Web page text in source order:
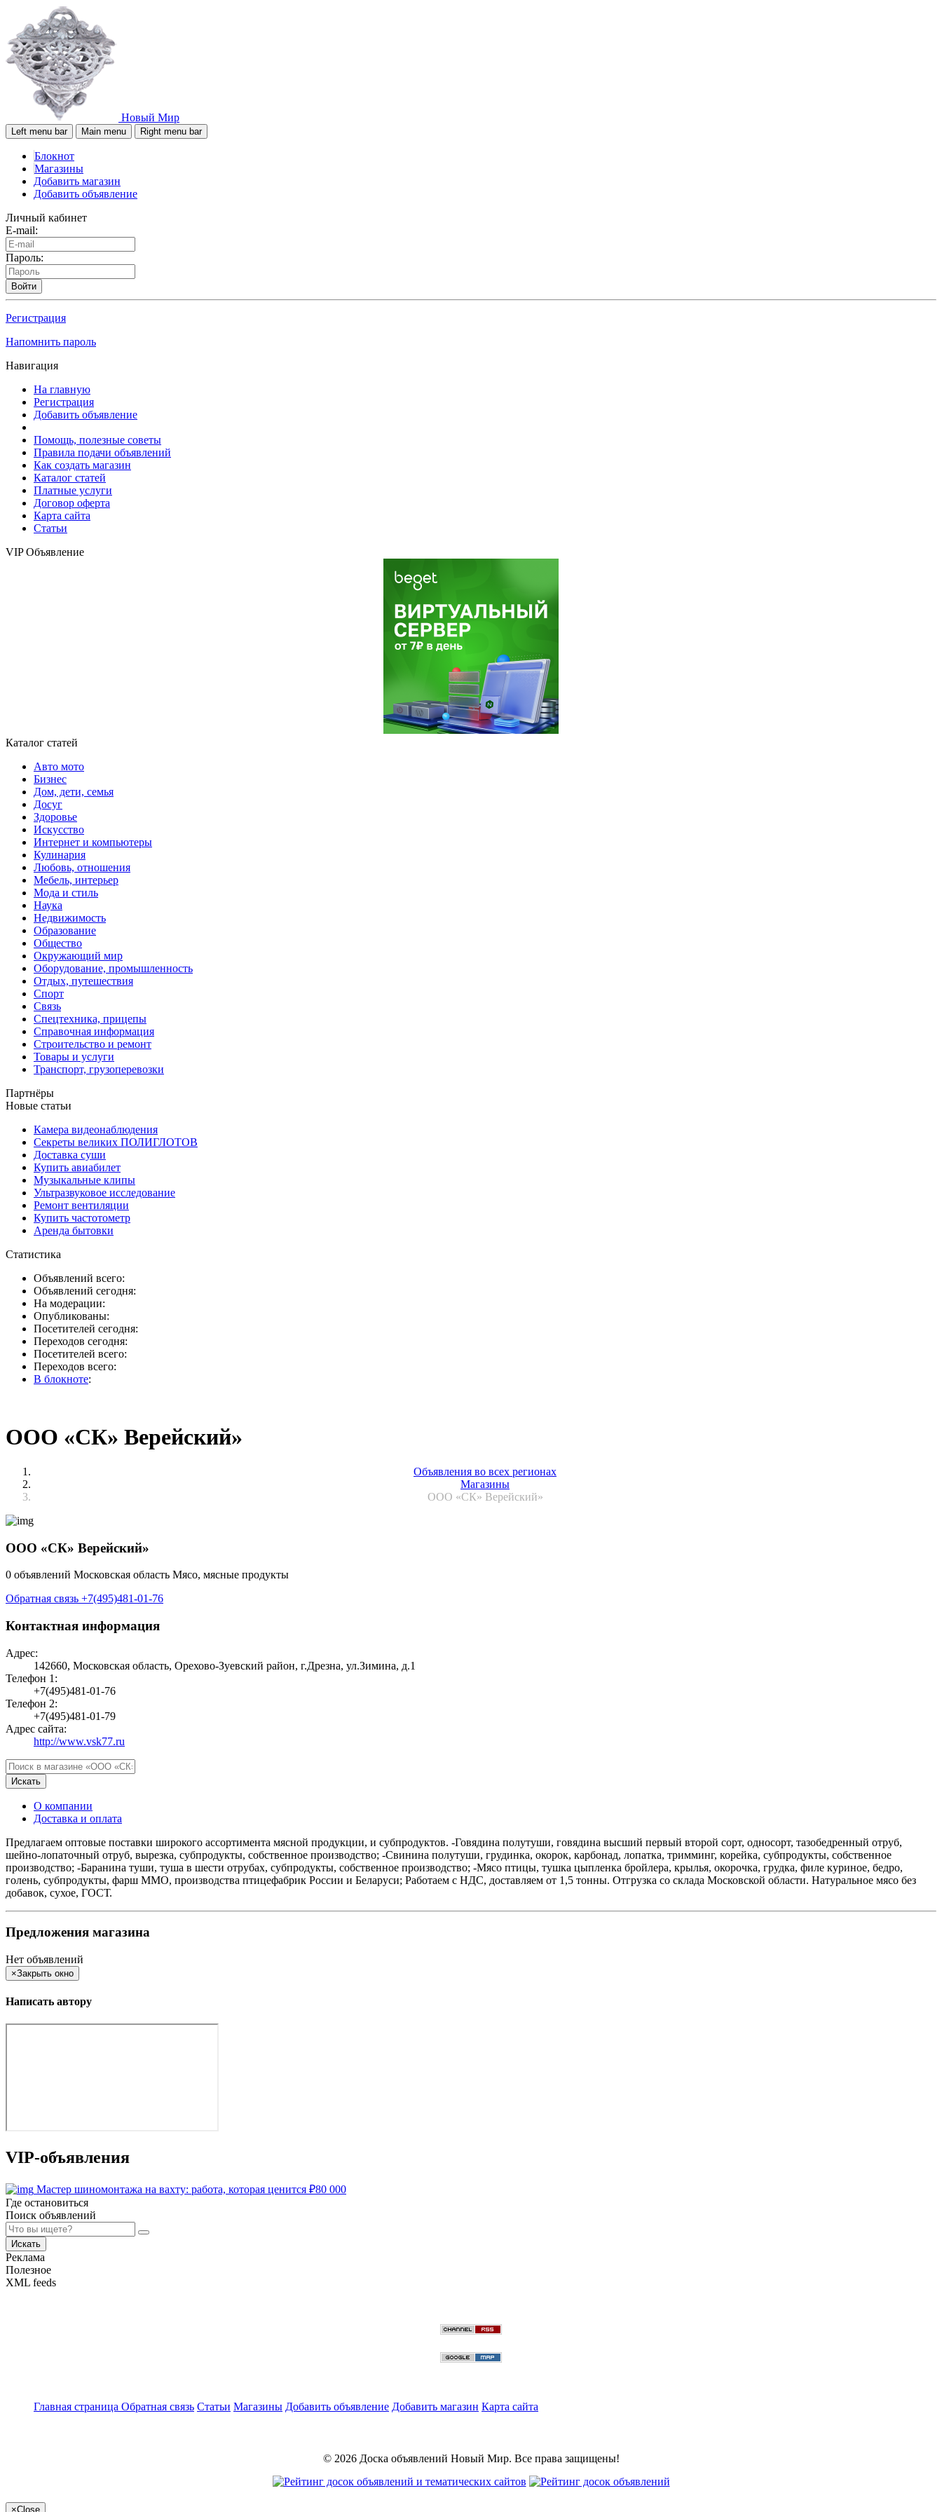
Новый Мир
Left menu bar Main menu Right menu bar
Блокнот
Магазины
Добавить магазин
Добавить объявление
Личный кабинет
E-mail:
Пароль:
Войти
Регистрация
Напомнить пароль
Навигация
На главную
Регистрация
Добавить объявление
Помощь, полезные советы
Правила подачи объявлений
Как создать магазин
Каталог статей
Платные услуги
Договор оферта
Карта сайта
Статьи
VIP Объявление
Каталог статей
Авто мото
Бизнес
Дом, дети, семья
Досуг
Здоровье
Искусство
Интернет и компьютеры
Кулинария
Любовь, отношения
Мебель, интерьер
Мода и стиль
Наука
Недвижимость
Образование
Общество
Окружающий мир
Оборудование, промышленность
Отдых, путешествия
Спорт
Связь
Спецтехника, прицепы
Справочная информация
Строительство и ремонт
Товары и услуги
Транспорт, грузоперевозки
Партнёры
Новые статьи
Камера видеонаблюдения
Секреты великих ПОЛИГЛОТОВ
Доставка суши
Купить авиабилет
Музыкальные клипы
Ультразвуковое исследование
Ремонт вентиляции
Купить частотометр
Аренда бытовки
Статистика
Объявлений всего:
Объявлений сегодня:
На модерации:
Опубликованы:
Посетителей сегодня:
Переходов сегодня:
Посетителей всего:
Переходов всего:
В блокноте:
ООО «СК» Верейский»
Объявления во всех регионах
Магазины
ООО «СК» Верейский»
ООО «СК» Верейский»
0 объявлений Московская область Мясо, мясные продукты
Обратная связь +7(495)481-01-76
Контактная информация
Адрес:
142660, Московская область, Орехово-Зуевский район, г.Дрезна, ул.Зимина, д.1
Телефон 1:
+7(495)481-01-76
Телефон 2:
+7(495)481-01-79
Адрес сайта:
http://www.vsk77.ru
Искать
О компании
Доставка и оплата
Предлагаем оптовые поставки широкого ассортимента мясной продукции, и субпродуктов. -Говядина полутуши, говядина высший первый второй сорт, односорт, тазобедренный отруб,
шейно-лопаточный отруб, вырезка, субпродукты, собственное производство; -Свинина полутуши, грудинка, окорок, карбонад, лопатка, тримминг, корейка, субпродукты, собственное
производство; -Баранина туши, туша в шести отрубах, субпродукты, собственное производство; -Мясо птицы, тушка цыпленка бройлера, крылья, окорочка, грудка, филе куриное, бедро,
голень, субпродукты, фарш ММО, производства птицефабрик России и Беларуси; Работаем с НДС, доставляем от 1,5 тонны. Отгрузка со склада Московской области. Натуральное мясо без
добавок, сухое, ГОСТ.
Предложения магазина
Нет объявлений
×Закрыть окно
Написать автору
VIP-объявления
Мастер шиномонтажа на вахту: работа, которая ценится ₽80 000
Где остановиться
Поиск объявлений
Искать
Реклама
Полезное
XML feeds
Главная страница Обратная связь Статьи Магазины Добавить объявление Добавить магазин Карта сайта
© 2026 Доска объявлений Новый Мир. Все права защищены!
×Close